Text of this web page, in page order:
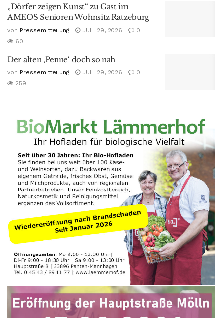
„Dörfer zeigen Kunst“ zu Gast im
AMEOS Senioren Wohnsitz Ratzeburg
von Pressemitteilung JULI 29, 2026
0
60
Der alten ‚Penne‘ doch so nah
von Pressemitteilung JULI 29, 2026
0
259